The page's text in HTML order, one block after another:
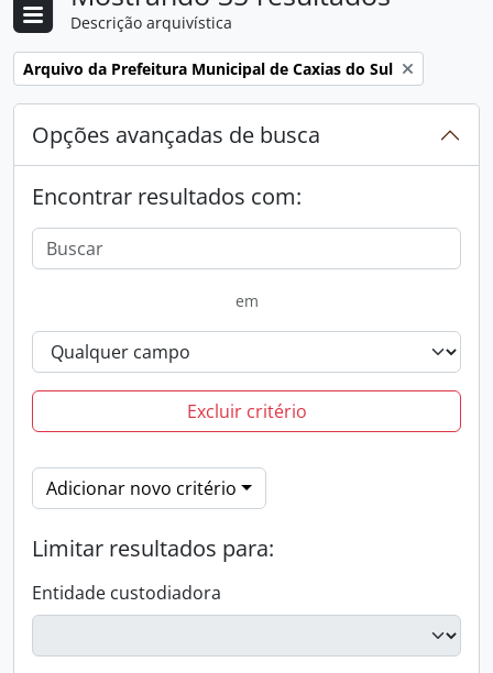
Descrição arquivística
Remover filtro:
Arquivo da Prefeitura Municipal de Caxias do Sul
Opções avançadas de busca
Encontrar resultados com:
em
Excluir critério
Adicionar novo critério
Limitar resultados para:
Entidade custodiadora